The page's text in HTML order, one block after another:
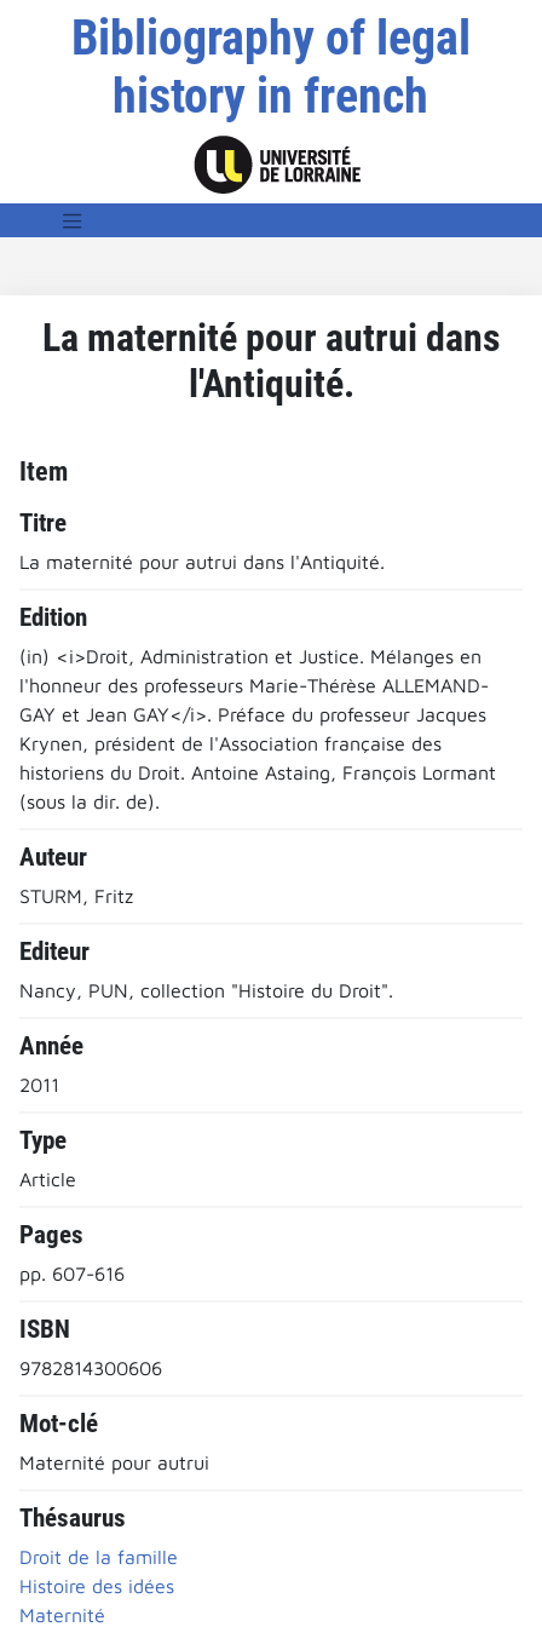
Bibliography of legal
history in french
La maternité pour autrui dans
l'Antiquité.
Item
Titre
La maternité pour autrui dans l'Antiquité.
Edition
(in) <i>Droit, Administration et Justice. Mélanges en
l'honneur des professeurs Marie-Thérèse ALLEMAND-
GAY et Jean GAY</i>. Préface du professeur Jacques
Krynen, président de l'Association française des
historiens du Droit. Antoine Astaing, François Lormant
(sous la dir. de).
Auteur
STURM, Fritz
Editeur
Nancy, PUN, collection "Histoire du Droit".
Année
2011
Type
Article
Pages
pp. 607-616
ISBN
9782814300606
Mot-clé
Maternité pour autrui
Thésaurus
Droit de la famille
Histoire des idées
Maternité